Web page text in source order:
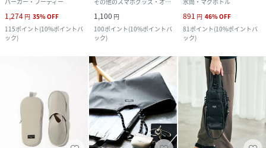
1,274 円 35%OFF
115ポイント(10%ポイントバ
ック)
1,100 円
100ポイント(10%ポイントバ
ック)
891 円 46%OFF
81ポイント(10%ポイントバ
ック)